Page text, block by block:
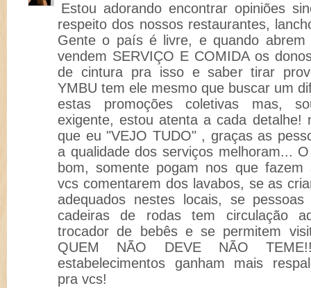
Estou adorando encontrar opiniões
respeito dos nossos restaurantes,
Gente o país é livre, e quando abrem
vendem SERVIÇO E COMIDA os
de cintura pra isso e saber tirar
YMBU tem ele mesmo que buscar um
estas promoções coletivas mas,
exigente, estou atenta a cada detalhe!
que eu "VEJO TUDO" , graças as
a qualidade dos serviços melhoram...
bom, somente pogam nos que fazem
vcs comentarem dos lavabos, se as
adequados nestes locais, se
cadeiras de rodas tem circulação
trocador de bebês e se permitem
QUEM NÃO DEVE NÃO
estabelecimentos ganham mais
pra vcs!